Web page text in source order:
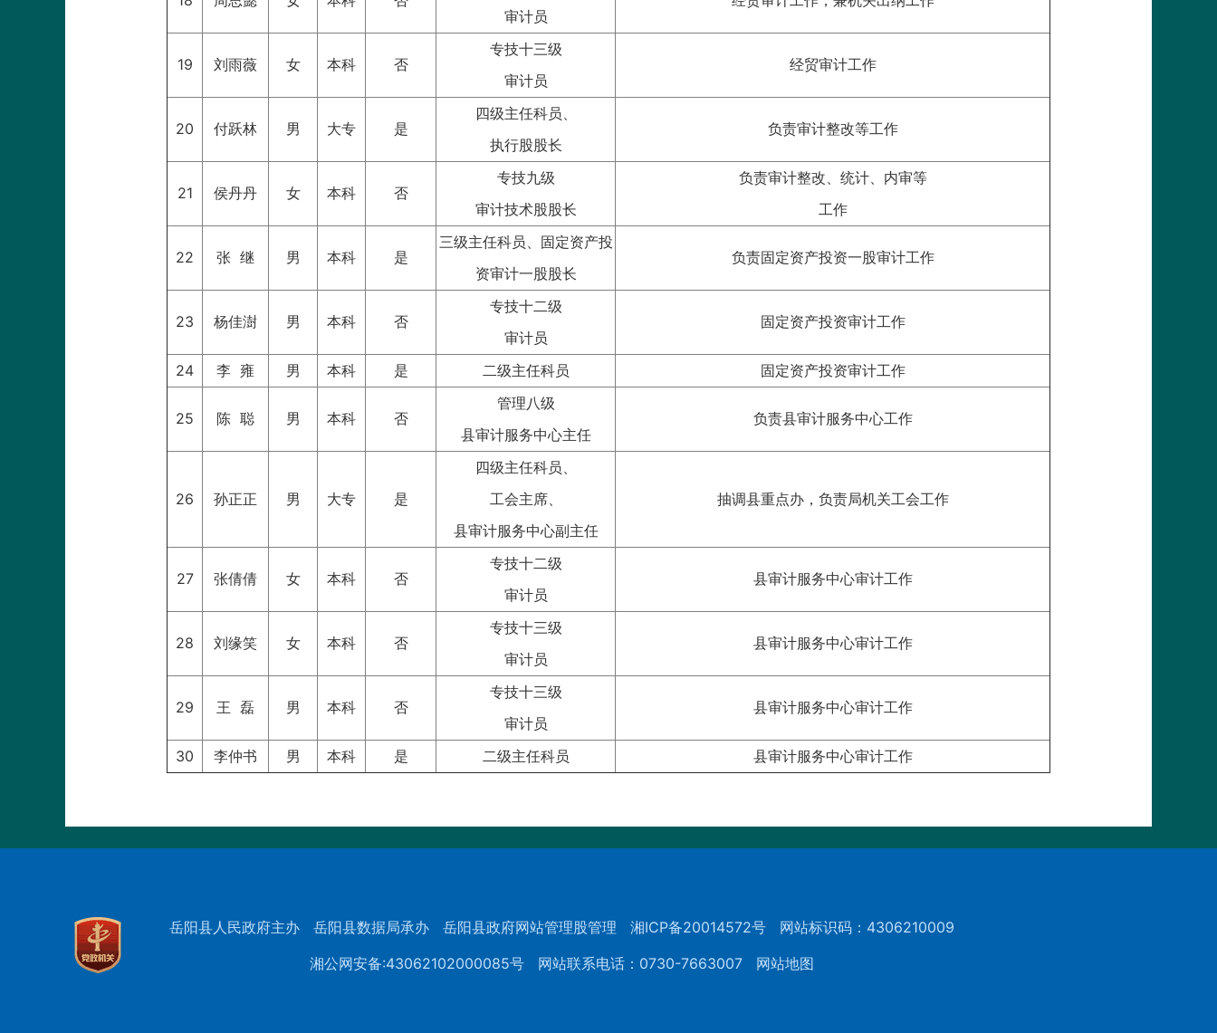
审计员
19 刘雨薇 女 本科 否
专技十三级
审计员
经贸审计工作
20 付跃林 男 大专 是
四级主任科员、
执行股股长
负责审计整改等工作
21 侯丹丹 女 本科 否
专技九级
审计技术股股长
负责审计整改、统计、内审等
工作
22 张 继 男 本科 是
三级主任科员、固定资产投
资审计一股股长
负责固定资产投资一股审计工作
23 杨佳澍 男 本科 否
专技十二级
审计员
固定资产投资审计工作
24 李 雍 男 本科 是 二级主任科员 固定资产投资审计工作
25 陈 聪 男 本科 否
管理八级
县审计服务中心主任
负责县审计服务中心工作
26 孙正正 男 大专 是
四级主任科员、
工会主席、
县审计服务中心副主任
抽调县重点办，负责局机关工会工作
27 张倩倩 女 本科 否
专技十二级
审计员
县审计服务中心审计工作
28 刘缘笑 女 本科 否
专技十三级
审计员
县审计服务中心审计工作
29 王 磊 男 本科 否
专技十三级
审计员
县审计服务中心审计工作
30 李仲书 男 本科 是 二级主任科员 县审计服务中心审计工作
岳阳县人民政府主办 岳阳县数据局承办 岳阳县政府网站管理股管理 湘ICP备20014572号
网站标识码：4306210009
湘公网安备:43062102000085号
网站联系电话：0730-7663007 网站地图